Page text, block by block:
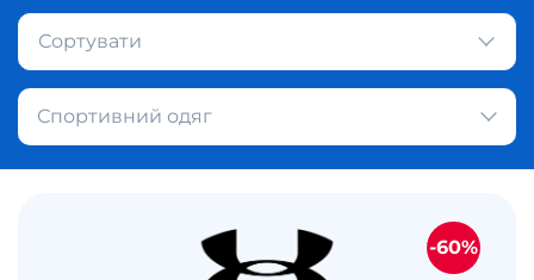
Сортувати
Спортивний одяг
-60%